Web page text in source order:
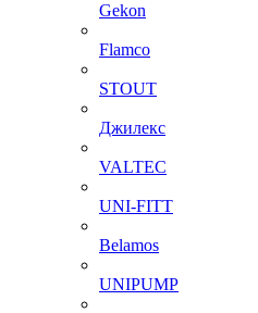
Gekon
Flamco
STOUT
Джилекс
VALTEC
UNI-FITT
Belamos
UNIPUMP